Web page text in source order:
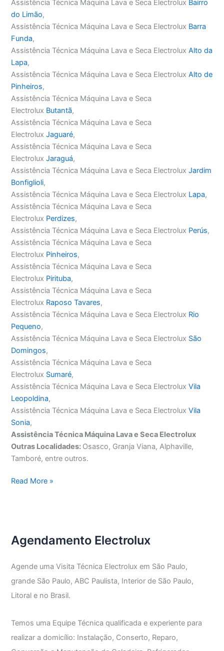
Assistência Técnica Máquina Lava e Seca Electrolux Bairro
do Limão,
Assistência Técnica Máquina Lava e Seca Electrolux Barra
Funda,
Assistência Técnica Máquina Lava e Seca ElectroluxAlto da
Lapa,
Assistência Técnica Máquina Lava e Seca ElectroluxAlto de
Pinheiros,
Assistência Técnica Máquina Lava e Seca
Electrolux Butantã,
Assistência Técnica Máquina Lava e Seca
ElectroluxJaguaré,
Assistência Técnica Máquina Lava e Seca
ElectroluxJaraguá,
Assistência Técnica Máquina Lava e Seca ElectroluxJardim
Bonfiglioli,
Assistência Técnica Máquina Lava e Seca Electrolux Lapa,
Assistência Técnica Máquina Lava e Seca
Electrolux Perdizes,
Assistência Técnica Máquina Lava e Seca Electrolux Perús,
Assistência Técnica Máquina Lava e Seca
Electrolux Pinheiros,
Assistência Técnica Máquina Lava e Seca
Electrolux Pirituba,
Assistência Técnica Máquina Lava e Seca
Electrolux Raposo Tavares,
Assistência Técnica Máquina Lava e Seca Electrolux Rio
Pequeno,
Assistência Técnica Máquina Lava e Seca Electrolux São
Domingos,
Assistência Técnica Máquina Lava e Seca
Electrolux Sumaré,
Assistência Técnica Máquina Lava e Seca ElectroluxVila
Leopoldina,
Assistência Técnica Máquina Lava e Seca ElectroluxVila
Sonia,
Assistência Técnica Máquina Lava e Seca Electrolux
Outras Localidades: Osasco, Granja Viana, Alphaville,
Tamboré, entre outros.
Assistência
Electrolux
Read More »
Agendamento Electrolux
Agende uma Visita Técnica Electrolux em São Paulo,
grande São Paulo, ABC Paulista, Interior de São Paulo,
Litoral e no Brasil.
Temos uma Equipe Técnica qualificada e experiente para
realizar a domicílio: Instalação, Conserto, Reparo,